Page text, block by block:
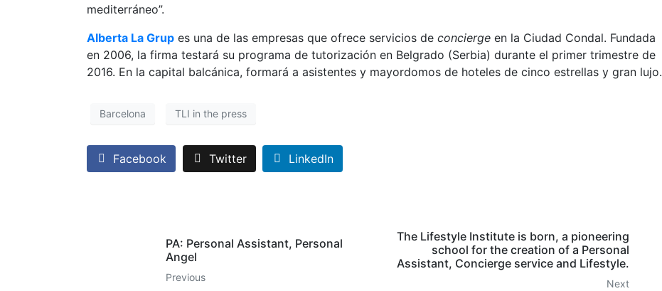
mediterráneo”.
Alberta La Grup es una de las empresas que ofrece servicios de concierge en la Ciudad Condal. Fundada
en 2006, la firma testará su programa de tutorización en Belgrado (Serbia) durante el primer trimestre de
2016. En la capital balcánica, formará a asistentes y mayordomos de hoteles de cinco estrellas y gran lujo.
Barcelona TLI in the press
Facebook Twitter LinkedIn
PA: Personal Assistant, Personal
Angel
Previous
The Lifestyle Institute is born, a pioneering
school for the creation of a Personal
Assistant, Concierge service and Lifestyle.
Next